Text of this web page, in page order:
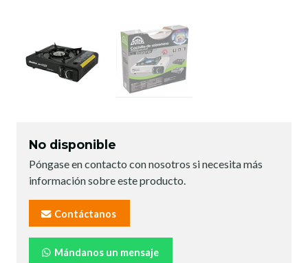
No disponible
Póngase en contacto con nosotros si necesita más
información sobre este producto.
Contáctanos
Mándanos un mensaje